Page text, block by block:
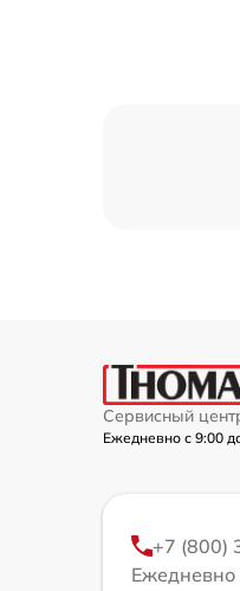
Сервисный
Ежедневно с 9:00
+7 (800)
Ежедневно